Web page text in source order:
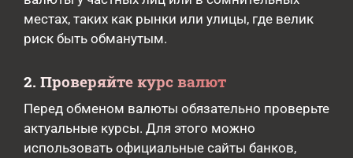
местах, таких как рынки или улицы, где велик
риск быть обманутым.
2. Проверяйте курс валют
Перед обменом валюты обязательно проверьте
актуальные курсы. Для этого можно
использовать официальные сайты банков,